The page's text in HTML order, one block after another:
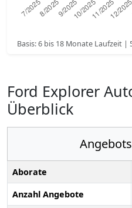
Basis: 6 bis 18 Monate Laufzeit
Ford Explorer
Überblick
Aborate
Anzahl Angebote